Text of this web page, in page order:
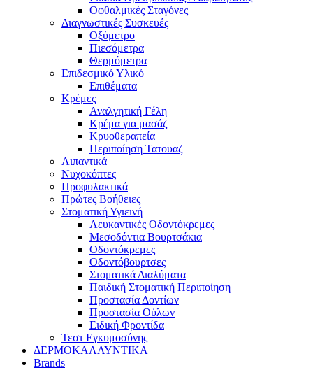
Οφθαλμικές Σταγόνες
Διαγνωστικές Συσκευές
Οξύμετρο
Πιεσόμετρα
Θερμόμετρα
Επιδεσμικό Υλικό
Επιθέματα
Κρέμες
Αναλγητική Γέλη
Κρέμα για μασάζ
Κρυοθεραπεία
Περιποίηση Τατουαζ
Λιπαντικά
Νυχοκόπτες
Προφυλακτικά
Πρώτες Βοήθειες
Στοματική Υγιεινή
Λευκαντικές Οδοντόκρεμες
Μεσοδόντια Βουρτσάκια
Οδοντόκρεμες
Οδοντόβουρτσες
Στοματικά Διαλύματα
Παιδική Στοματική Περιποίηση
Προστασία Δοντίων
Προστασία Ούλων
Ειδική Φροντίδα
Τεστ Εγκυμοσύνης
ΔΕΡΜΟΚΑΛΛΥΝΤΙΚΑ
Brands